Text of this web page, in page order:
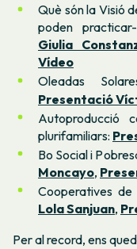
Què són la Visió
poden
Giulia
Vídeo
Oleadas
Presentació
Autoproducció
plurifamiliars:
Bo Social i
Moncayo,
Cooperatives de
Lola Sanjuan,
Per al record, ens